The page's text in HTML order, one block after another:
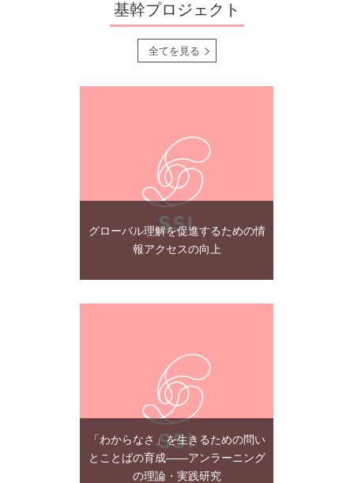
基幹プロジェクト
全てを見る
グローバル理解を促進するための情
報アクセスの向上
「わからなさ」を生きるための問い
とことばの育成――アンラーニング
の理論・実践研究